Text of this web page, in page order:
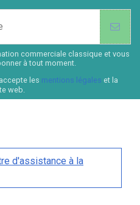
commerciale classique et vous
à tout moment.
les mentions légales et la
web.
d'assistance à la